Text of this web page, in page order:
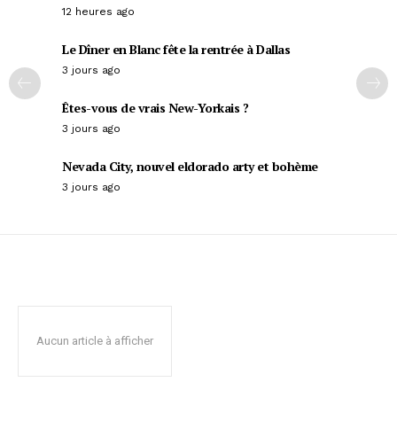
12 heures ago
Le Dîner en Blanc fête la rentrée à Dallas
3 jours ago
Êtes-vous de vrais New-Yorkais ?
3 jours ago
Nevada City, nouvel eldorado arty et bohème
3 jours ago
Aucun article à afficher